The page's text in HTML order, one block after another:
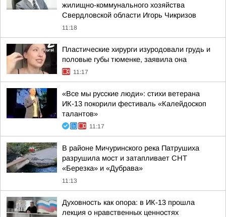
жилищно-коммунального хозяйства
Свердловской области Игорь Чикризов
11:18
Пластические хирурги изуродовали грудь и
половые губы тюменке, заявила она
11:17
«Все мы русские люди»: стихи ветерана
ИК-13 покорили фестиваль «Калейдоскоп
талантов»
11:17
В районе Мичуринского река Патрушиха
разрушила мост и затапливает СНТ
«Березка» и «Дубрава»
11:13
Духовность как опора: в ИК-13 прошла
лекция о нравственных ценностях